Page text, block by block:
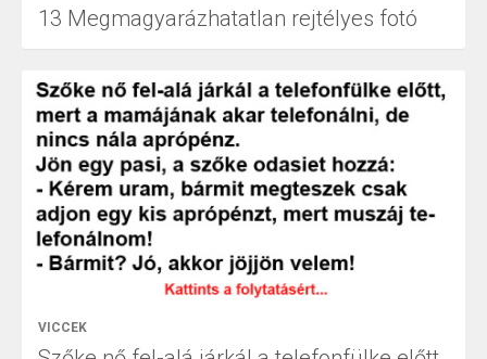
13 Megmagyarázhatatlan rejtélyes fotó
VICCEK